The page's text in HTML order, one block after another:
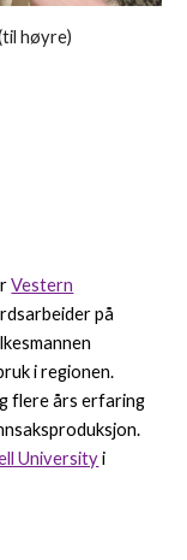
høyre)
Vestern
på
i regionen.
flere års erfaring
Universityi